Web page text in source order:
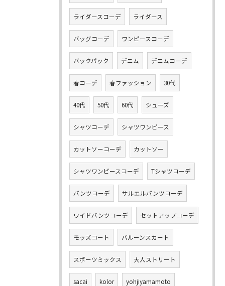
ライダースコーデ ライダース
バッグコーデ ワンピースコーデ
バックパック デニム デニムコーデ
春コーデ 春ファッション 30代
40代 50代 60代 シューズ
シャツコーデ シャツワンピース
カットソーコーデ カットソー
シャツワンピースコーデ Tシャツコーデ
パンツコーデ サルエルパンツコーデ
ワイドパンツコーデ セットアップコーデ
モッズコート バルーンスカート
スポーツミックス 大人ストリート
sacai kolor yohjiyamamoto